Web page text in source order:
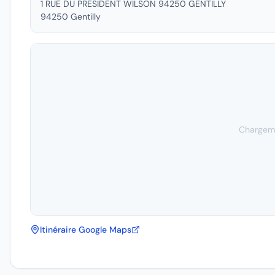
1 RUE DU PRESIDENT WILSON 94250 GENTILLY
94250 Gentilly
Itinéraire Google Maps